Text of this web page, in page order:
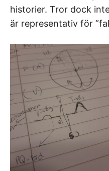
historier. Tror dock
är representativ för